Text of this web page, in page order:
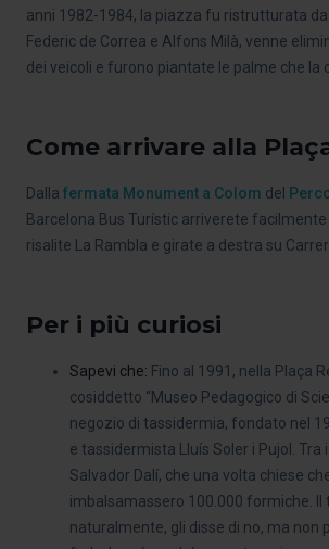
anni 1982-1984, la piazza fu ristrutturata
Federic de Correa e Alfons Milà, venne
dei veicoli e furono piantate le palme che la
Come arrivare alla
Dalla fermata Monument a Colom del
Barcelona Bus Turístic arriverete facilmente
risalite La Rambla e girate a destra su Carrer
Per i più curiosi
Sapevi che: Fino al 1991, nella Plaça
cosiddetto “Museo Pedagogico di
negozio di tassidermia, fondato nel
e tassidermista Lluís Soler i Pujol. Tra
Salvador Dalí, che una volta chiese
imbalsamassero 100.000 formiche. Il
naturalmente, gli disse di no, ma non